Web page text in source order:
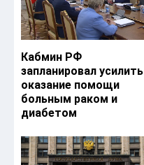
Кабмин РФ
запланировал усилить
оказание помощи
больным раком и
диабетом